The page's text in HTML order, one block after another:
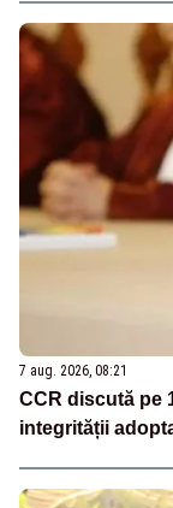
7 aug. 2026, 08:21
CCR discută pe
integrității